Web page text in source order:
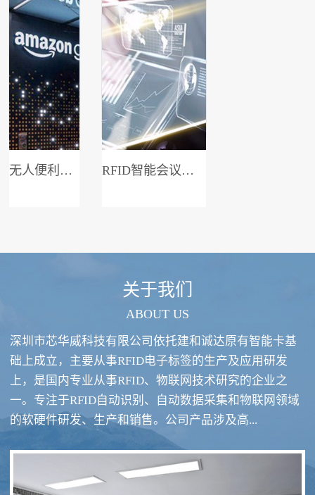
无人便利店系统 RFID智能会议签到系统
RFID酒类防伪系统方案 RFID智慧食堂系统
关于我们
ABOUT US
深圳市芯华威科技有限公司依托建和诚达原有智能卡基
础上成立，主要从事RFID电子标签的生产及应用研发
上，是国内专业从事RFID、物联网技术研究的企业之
一。专注于RFID自动识别、自动数据采集和物联网领域
的软硬件研发、生产和销售。公司产品涉及高...